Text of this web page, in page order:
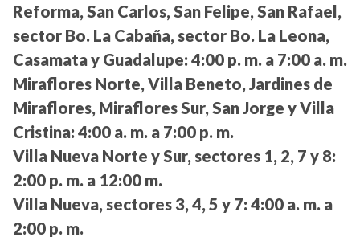
Reforma, San Carlos, San Felipe, San Rafael,
sector Bo. La Cabaña, sector Bo. La Leona,
Casamata y Guadalupe: 4:00 p. m. a 7:00 a. m.
Miraflores Norte, Villa Beneto, Jardines de
Miraflores, Miraflores Sur, San Jorge y Villa
Cristina: 4:00 a. m. a 7:00 p. m.
Villa Nueva Norte y Sur, sectores 1, 2, 7 y 8:
2:00 p. m. a 12:00 m.
Villa Nueva, sectores 3, 4, 5 y 7: 4:00 a. m. a
2:00 p. m.